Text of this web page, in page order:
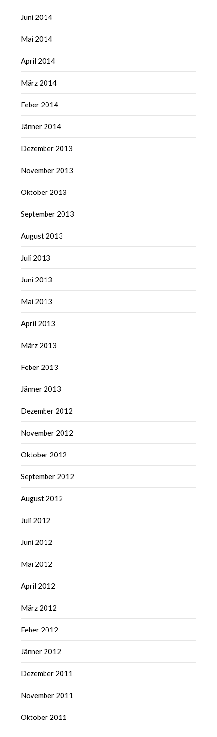
Juni 2014
Mai 2014
April 2014
März 2014
Feber 2014
Jänner 2014
Dezember 2013
November 2013
Oktober 2013
September 2013
August 2013
Juli 2013
Juni 2013
Mai 2013
April 2013
März 2013
Feber 2013
Jänner 2013
Dezember 2012
November 2012
Oktober 2012
September 2012
August 2012
Juli 2012
Juni 2012
Mai 2012
April 2012
März 2012
Feber 2012
Jänner 2012
Dezember 2011
November 2011
Oktober 2011